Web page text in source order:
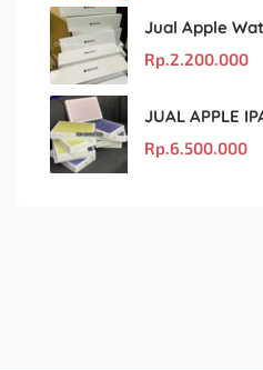
Rp.2.200.000
Rp.6.500.000